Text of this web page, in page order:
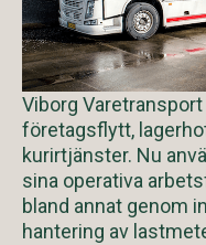
Viborg
företagsflytt,
kurirtjänster. Nu
sina operativa
bland annat genom
hantering av